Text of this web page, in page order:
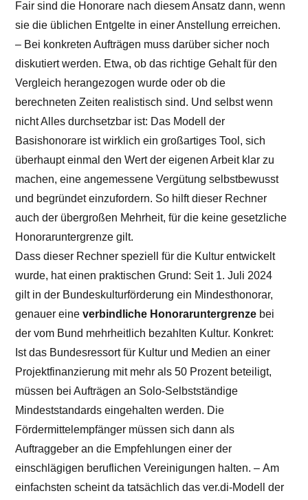
Fair sind die Honorare nach diesem Ansatz dann, wenn
sie die üblichen Entgelte in einer Anstellung erreichen.
– Bei konkreten Aufträgen muss darüber sicher noch
diskutiert werden. Etwa, ob das richtige Gehalt für den
Vergleich herangezogen wurde oder ob die
berechneten Zeiten realistisch sind. Und selbst wenn
nicht Alles durchsetzbar ist: Das Modell der
Basishonorare ist wirklich ein großartiges Tool, sich
überhaupt einmal den Wert der eigenen Arbeit klar zu
machen, eine angemessene Vergütung selbstbewusst
und begründet einzufordern. So hilft dieser Rechner
auch der übergroßen Mehrheit, für die keine gesetzliche
Honoraruntergrenze gilt.
Dass dieser Rechner speziell für die Kultur entwickelt
wurde, hat einen praktischen Grund: Seit 1. Juli 2024
gilt in der Bundeskulturförderung ein Mindesthonorar,
genauer eineverbindliche Honoraruntergrenze bei
der vom Bund mehrheitlich bezahlten Kultur. Konkret:
Ist das Bundesressort für Kultur und Medien an einer
Projektfinanzierung mit mehr als 50 Prozent beteiligt,
müssen bei Aufträgen an Solo-Selbstständige
Mindeststandards eingehalten werden. Die
Fördermittelempfänger müssen sich dann als
Auftraggeber an die Empfehlungen einer der
einschlägigen beruflichen Vereinigungen halten. – Am
einfachsten scheint da tatsächlich das ver.di-Modell der